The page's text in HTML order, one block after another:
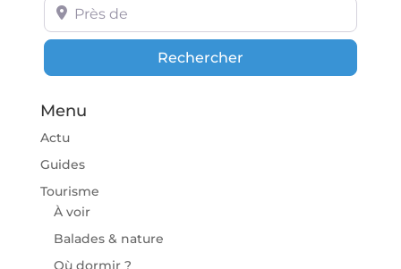
Près de
RechercherRechercher
Menu
Actu
Guides
Tourisme
À voir
Balades & nature
Où dormir ?